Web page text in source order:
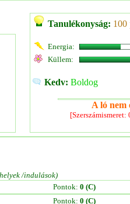
Tanulékonyság: 100
Energia:
Küllem:
Kedv: Boldog
A ló nem
/indulások)
Pontok: 0 (C)
Pontok: 0 (C)